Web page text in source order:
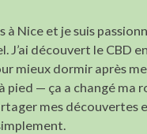
à Nice et je suis
J’ai découvert le CBD
mieux dormir après
pied — ça a changé ma
mes découvertes